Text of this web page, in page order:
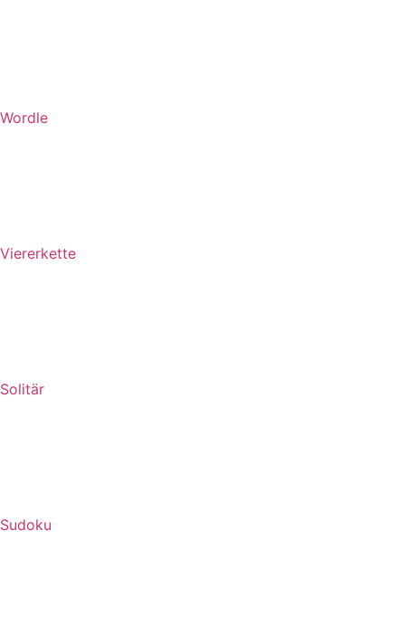
Wordle
Viererkette
Solitär
Sudoku